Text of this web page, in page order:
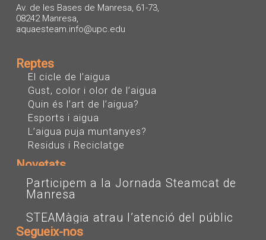
Av. de les Bases de Manresa, 61-73,
08242 Manresa,
aquaesteam.info@upc.edu
Reptes
El cicle de l’aigua
Gust, color i olor de l’aigua
Quin és l’art de l’aigua?
Esports i aigua
L’aigua puja muntanyes?
Residus i Reciclatge
Novetats
Participem a la Jornada Steamcat de
Manresa
STEAMàgia atrau l’atenció del públic
Segueix-nos